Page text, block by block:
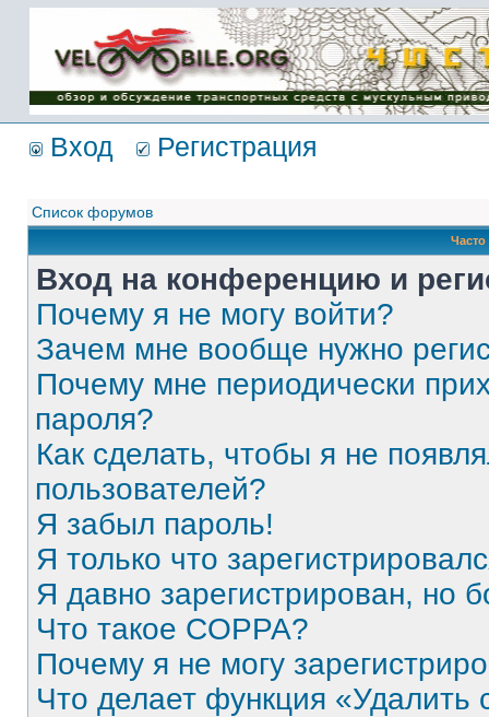
Имя пользователя:
Пароль:
{ LOG_ME_IN_SHORT
}
Вход Регистрация
Список форумов
Вход на конференцию и
Почему я не могу войти?
Зачем мне вообще нужно
Почему мне периодически
пароля?
Как сделать, чтобы я не
пользователей?
Я забыл пароль!
Я только что
Я давно зарегистрирован, но
Что такое COPPA?
Почему я не могу
Что делает функция